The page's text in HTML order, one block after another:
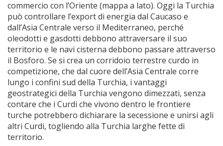
commercio con l’Oriente (mappa a lato). Oggi la Turchia
può controllare l’export di energia dal Caucaso e
dall’Asia Centrale verso il Mediterraneo, perché
oleodotti e gasdotti debbono attraversare il suo
territorio e le navi cisterna debbono passare attraverso
il Bosforo. Se si crea un corridoio terrestre curdo in
competizione, che dal cuore dell’Asia Centrale corre
lungo i confini sud della Turchia, i vantaggi
geostrategici della Turchia vengono dimezzati, senza
contare che i Curdi che vivono dentro le frontiere
turche potrebbero dichiarare la secessione e unirsi agli
altri Curdi, togliendo alla Turchia larghe fette di
territorio.